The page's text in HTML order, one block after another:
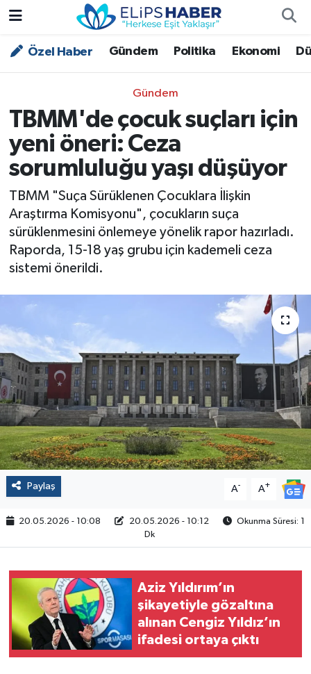
Özel Haber Gündem Politika Ekonomi
Gündem
TBMM'de çocuk suçları için
yeni öneri: Ceza
sorumluluğu yaşı düşüyor
TBMM "Suça Sürüklenen Çocuklara İlişkin
Araştırma Komisyonu", çocukların suça
sürüklenmesini önlemeye yönelik rapor hazırladı.
Raporda, 15-18 yaş grubu için kademeli ceza
sistemi önerildi.
Paylaş A- A+
20.05.2026 - 10:08 20.05.2026 - 10:12
Okunma Süresi: 1
Dk
Aziz Yıldırım’ın
şikayetiyle gözaltına
alınan Cengiz Yıldız’ın
ifadesi ortaya çıktı
Özel Haber
Asayiş
Bilim - Teknoloji
Çevre - İklim
Dünya
Kültür - Sanat
Politika
Sağlık
Spor
Yaşam
Çalışma Hayatı
Yurt
2024 Seçim Sonuçları
Nöbetçi Eczaneler
Trafik Durumu
Süper Lig Puan Durumu ve Fikstür
Tüm Manşetler
Son Dakika Haberleri